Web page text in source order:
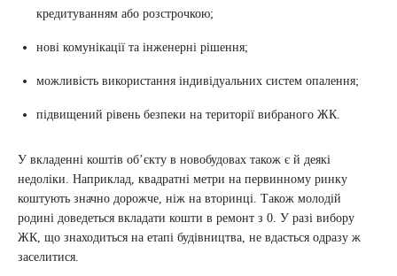
кредитуванням або розстрочкою;
нові комунікації та інженерні рішення;
можливість використання індивідуальних систем опалення;
підвищений рівень безпеки на території вибраного ЖК.
У вкладенні коштів об’єкту в новобудовах також є й деякі
недоліки. Наприклад, квадратні метри на первинному ринку
коштують значно дорожче, ніж на вторинці. Також молодій
родині доведеться вкладати кошти в ремонт з 0. У разі вибору
ЖК, що знаходиться на етапі будівництва, не вдасться одразу ж
заселитися.